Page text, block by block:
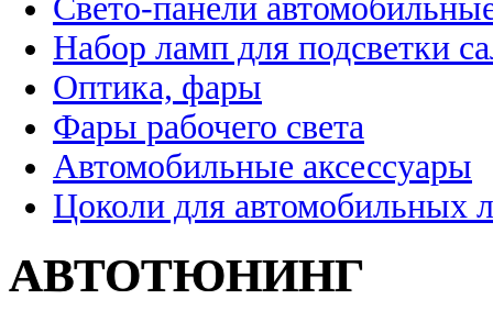
Свето-панели
Набор ламп для подсветки
Оптика, фары
Фары рабочего света
Автомобильные аксессуары
Цоколи для автомобильных
АВТОТЮНИНГ